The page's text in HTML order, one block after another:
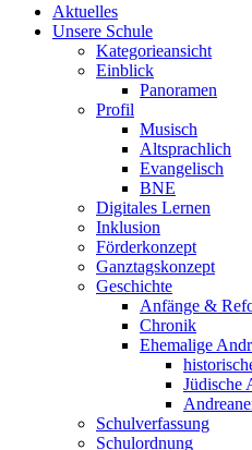
Aktuelles
Unsere Schule
Kategorieansicht
Einblick
Panoramen
Profil
Musisch
Altsprachlich
Evangelisch
BNE
Digitales Lernen
Inklusion
Förderkonzept
Ganztagskonzept
Geschichte
Anfänge &
Chronik
Ehemalige
Jüdische
Schulverfassung
Schulordnung